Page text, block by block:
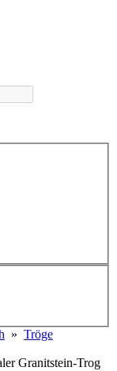
» Tröge
Granitstein-Trog